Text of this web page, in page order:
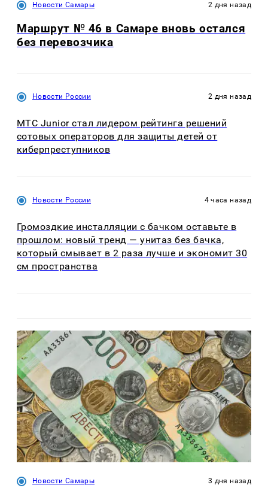
Новости Самары 2 дня назад
Маршрут № 46 в Самаре вновь остался
без перевозчика
Новости России 2 дня назад
МТС Junior стал лидером рейтинга решений
сотовых операторов для защиты детей от
киберпреступников
Новости России 4 часа назад
Громоздкие инсталляции с бачком оставьте в
прошлом: новый тренд — унитаз без бачка,
который смывает в 2 раза лучше и экономит 30
см пространства
Новости Самары 3 дня назад